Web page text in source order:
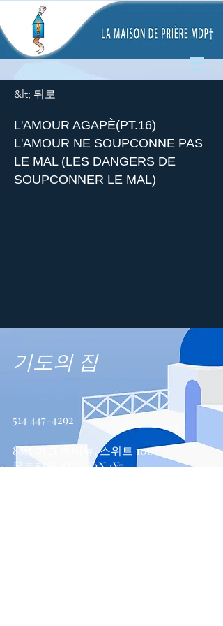
&lt; 뒤로
L'AMOUR AGAPÈ(PT.16)
L'AMOUR NE SOUPCONNE PAS
LE MAL (LES DANGERS DE
SOUPCONNER LE MAL)
기도의 집
514 447-4292
8815 파크 애비뉴, 스위트 100
몬트리올, QC, H2N 1Y7